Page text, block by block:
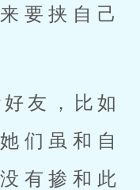
要挟自己
友，比如
们虽和自
有掺和此